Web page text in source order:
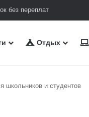
без переплат
Отдых
школьников и студентов